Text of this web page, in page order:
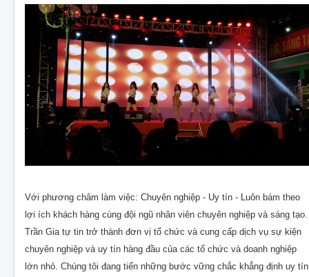
Với phương châm làm việc: Chuyên nghiệp - Uy tín - Luôn bám theo
lợi ích khách hàng cùng đội ngũ nhân viên chuyên nghiệp và sáng tạo.
Trần Gia tự tin trở thành đơn vị tổ chức và cung cấp dịch vụ sự kiện
chuyên nghiệp và uy tín hàng đầu của các tổ chức và doanh nghiệp
lớn nhỏ. Chúng tôi đang tiến những bước vững chắc khẳng định uy tín